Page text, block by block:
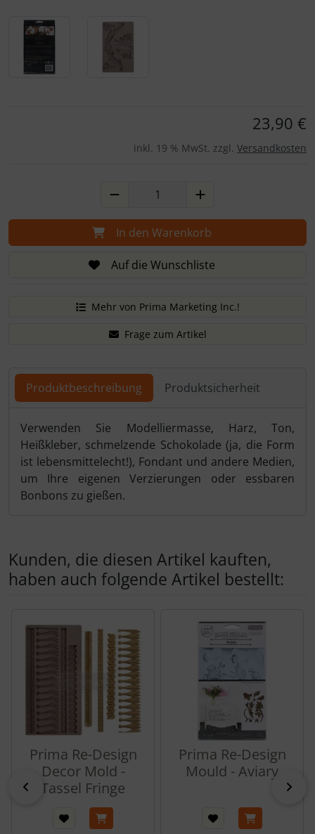
23,90 €
inkl. 19 % MwSt. zzgl. Versandkosten
In den Warenkorb
Auf die Wunschliste
Mehr von Prima Marketing Inc.!
Frage zum Artikel
Produktbeschreibung Produktsicherheit
Produktbeschreibung
Verwenden Sie Modelliermasse, Harz, Ton,
Heißkleber, schmelzende Schokolade (ja, die Form
ist lebensmittelecht!), Fondant und andere Medien,
um Ihre eigenen Verzierungen oder essbaren
Bonbons zu gießen.
Kunden, die diesen Artikel kauften,
haben auch folgende Artikel bestellt:
zurück
Prima Re-Design
Decor Mold -
Tassel Fringe
Prima Re-Design
Mould - Aviary